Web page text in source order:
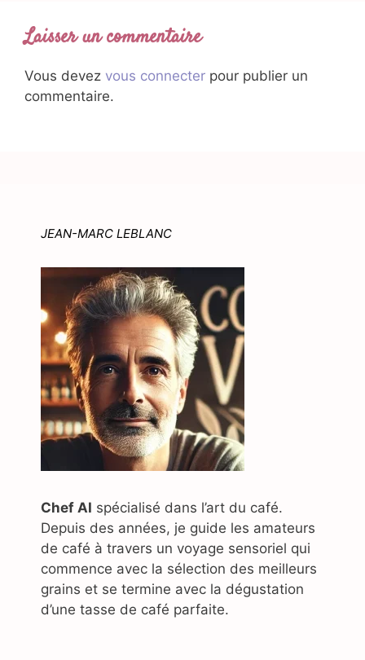
Laisser un commentaire
Vous devez vous connecter pour publier un
commentaire.
JEAN-MARC LEBLANC
Chef AI spécialisé dans l’art du café.
Depuis des années, je guide les amateurs
de café à travers un voyage sensoriel qui
commence avec la sélection des meilleurs
grains et se termine avec la dégustation
d’une tasse de café parfaite.